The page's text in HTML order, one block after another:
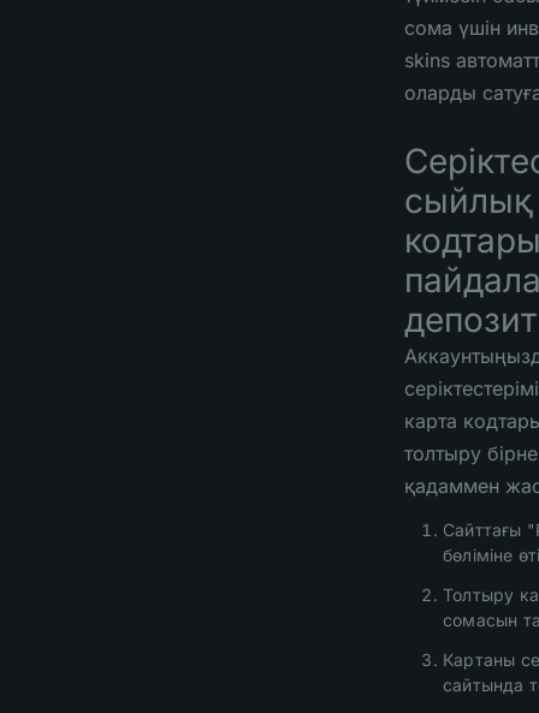
сома үшін
skins
оларды
сыйлық
карта
толтыру
қадаммен
Сайттағы
бөліміне
Толтыру
сомасын
Картаны
сайтында